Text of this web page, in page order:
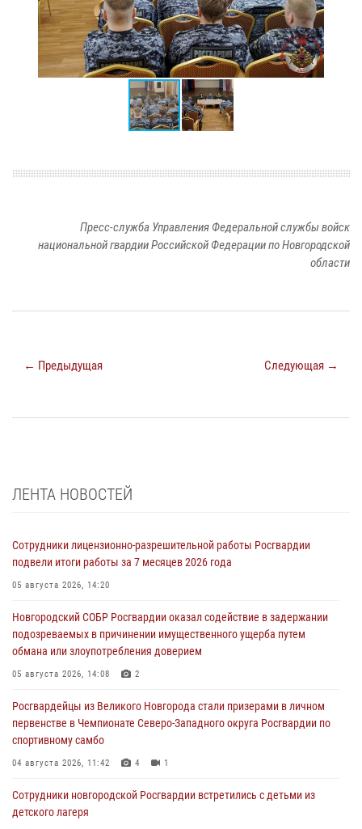
Пресс-служба Управления Федеральной службы войск
национальной гвардии Российской Федерации по Новгородской
области
← Предыдущая Следующая →
ЛЕНТА НОВОСТЕЙ
Сотрудники лицензионно-разрешительной работы Росгвардии
подвели итоги работы за 7 месяцев 2026 года
05 августа 2026, 14:20
Новгородский СОБР Росгвардии оказал содействие в задержании
подозреваемых в причинении имущественного ущерба путем
обмана или злоупотребления доверием
05 августа 2026, 14:08 2
Росгвардейцы из Великого Новгорода стали призерами в личном
первенстве в Чемпионате Северо-Западного округа Росгвардии по
спортивному самбо
04 августа 2026, 11:42 4 1
Сотрудники новгородской Росгвардии встретились с детьми из
детского лагеря